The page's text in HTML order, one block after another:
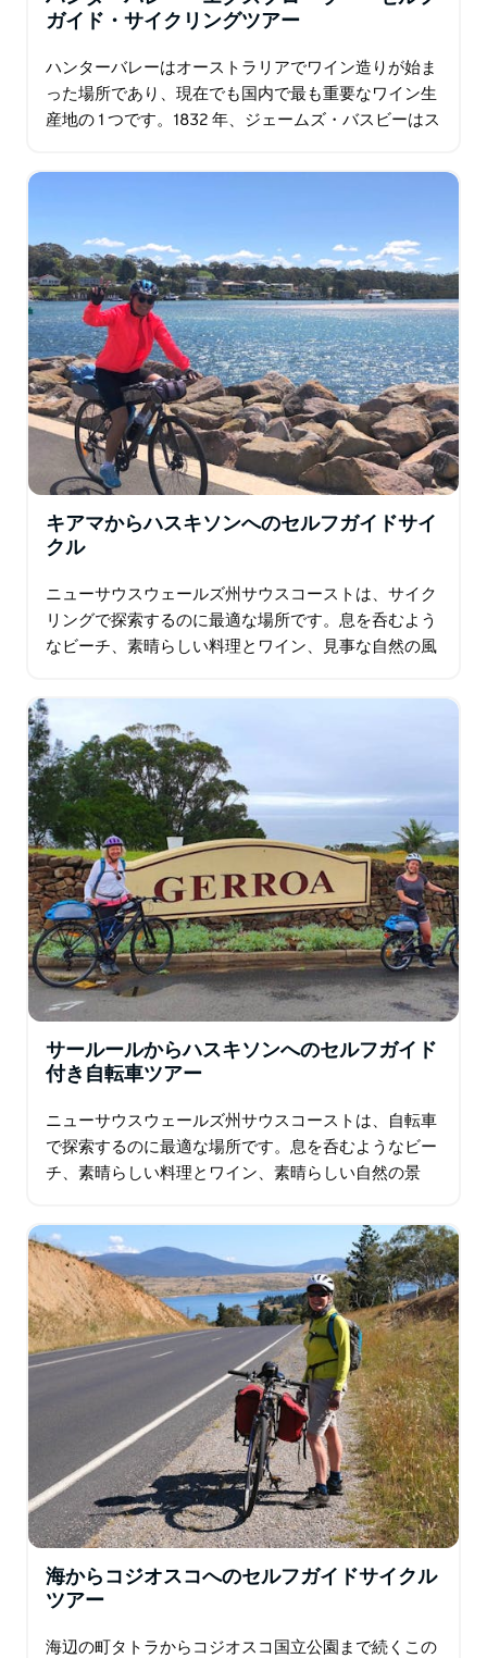
ガイド・サイクリングツアー
ハンターバレーはオーストラリアでワイン造りが始ま
った場所であり、現在でも国内で最も重要なワイン生
産地の 1 つです。1832 年、ジェームズ・バスビーはス
キアマからハスキソンへのセルフガイドサイ
クル
ニューサウスウェールズ州サウスコーストは、サイク
リングで探索するのに最適な場所です。息を呑むよう
なビーチ、素晴らしい料理とワイン、見事な自然の風
この短い旅行は…
サールールからハスキソンへのセルフガイド
付き自転車ツアー
ニューサウスウェールズ州サウスコーストは、自転車
で探索するのに最適な場所です。息を呑むようなビー
チ、素晴らしい料理とワイン、素晴らしい自然の景
この6日間の冒険では…
海からコジオスコへのセルフガイドサイクル
ツアー
海辺の町タトラからコジオスコ国立公園まで続くこの